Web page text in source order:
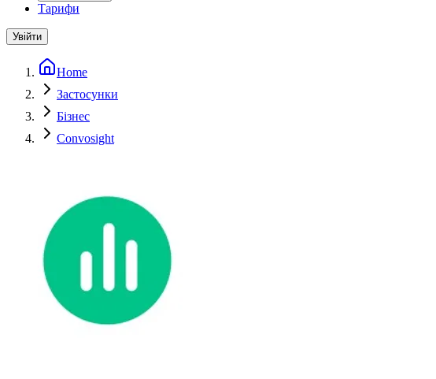
Тарифи
Увійти
Home
Застосунки
Бізнес
Convosight